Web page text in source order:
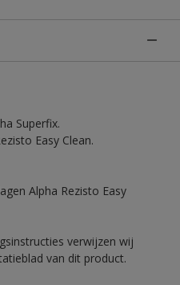
Superfix.
Easy Clean.
Alpha Rezisto Easy
verwijzen wij
van dit product.